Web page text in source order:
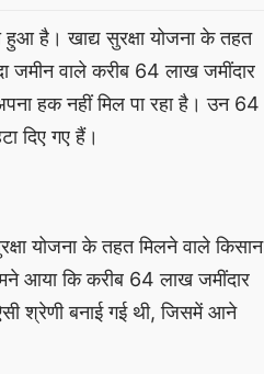
हुआ है। खाद्य सुरक्षा योजना के तहत
जमीन वाले करीब 64 लाख जमींदार
हक नहीं मिल पा रहा है। उन 64
दिए गए हैं।
योजना के तहत मिलने वाले किसान
आया कि करीब 64 लाख जमींदार
श्रेणी बनाई गई थी, जिसमें आने